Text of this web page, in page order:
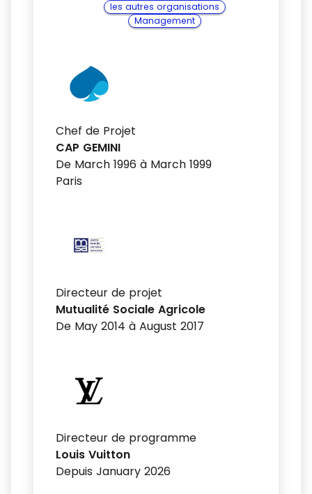
les autres organisations
Management
Chef de Projet
CAP GEMINI
De March 1996 à March 1999
Paris
Directeur de projet
Mutualité Sociale Agricole
De May 2014 à August 2017
Directeur de programme
Louis Vuitton
Depuis January 2026